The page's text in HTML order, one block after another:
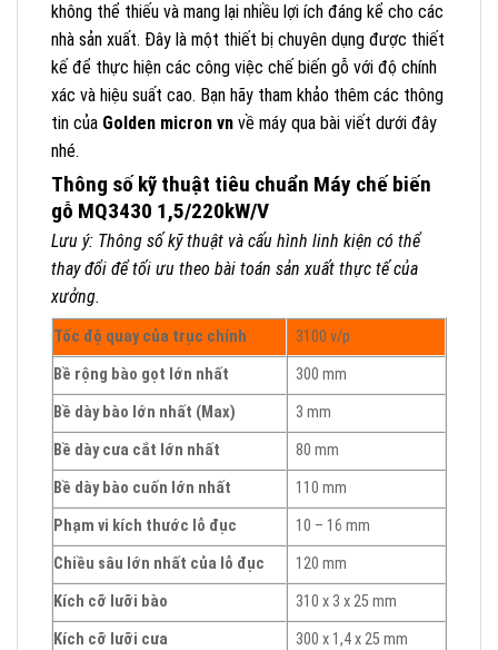
không thể thiếu và mang lại nhiều lợi ích đáng kể cho các
nhà sản xuất. Đây là một thiết bị chuyên dụng được thiết
kế để thực hiện các công việc chế biến gỗ với độ chính
xác và hiệu suất cao. Bạn hãy tham khảo thêm các thông
tin của Golden micron vn về máy qua bài viết dưới đây
nhé.
Thông số kỹ thuật tiêu chuẩn Máy chế biến
gỗ MQ3430 1,5/220kW/V
Lưu ý: Thông số kỹ thuật và cấu hình linh kiện có thể
thay đổi để tối ưu theo bài toán sản xuất thực tế của
xưởng.
Tốc độ quay của trục chính
3100 v/p
Bề rộng bào gọt lớn nhất
300 mm
Bề dày bào lớn nhất (Max)
3 mm
Bề dày cưa cắt lớn nhất
80 mm
Bề dày bào cuốn lớn nhất
110 mm
Phạm vi kích thước lỗ đục
10 – 16 mm
Chiều sâu lớn nhất của lỗ đục
120 mm
Kích cỡ lưỡi bào
310 x 3 x 25 mm
Kích cỡ lưỡi cưa
300 x 1,4 x 25 mm